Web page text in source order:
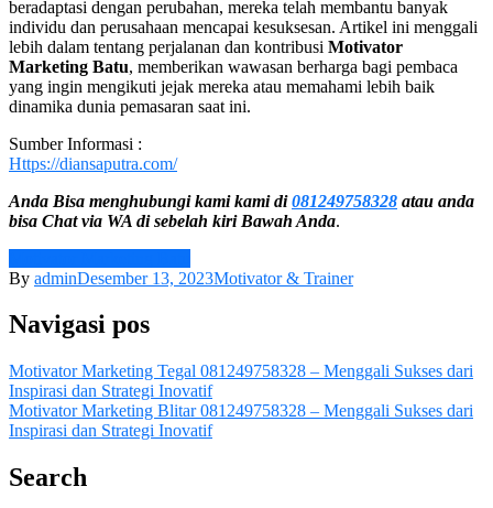
beradaptasi dengan perubahan, mereka telah membantu banyak
individu dan perusahaan mencapai kesuksesan. Artikel ini menggali
lebih dalam tentang perjalanan dan kontribusi Motivator
Marketing Batu, memberikan wawasan berharga bagi pembaca
yang ingin mengikuti jejak mereka atau memahami lebih baik
dinamika dunia pemasaran saat ini.
Sumber Informasi :
Https://diansaputra.com/
Anda Bisa menghubungi kami kami di081249758328 atau anda
bisa Chat via WA di sebelah kiri Bawah Anda.
By adminDesember 13, 2023Motivator & Trainer
Navigasi pos
Motivator Marketing Tegal 081249758328 – Menggali Sukses dari
Inspirasi dan Strategi Inovatif
Motivator Marketing Blitar 081249758328 – Menggali Sukses dari
Inspirasi dan Strategi Inovatif
Search